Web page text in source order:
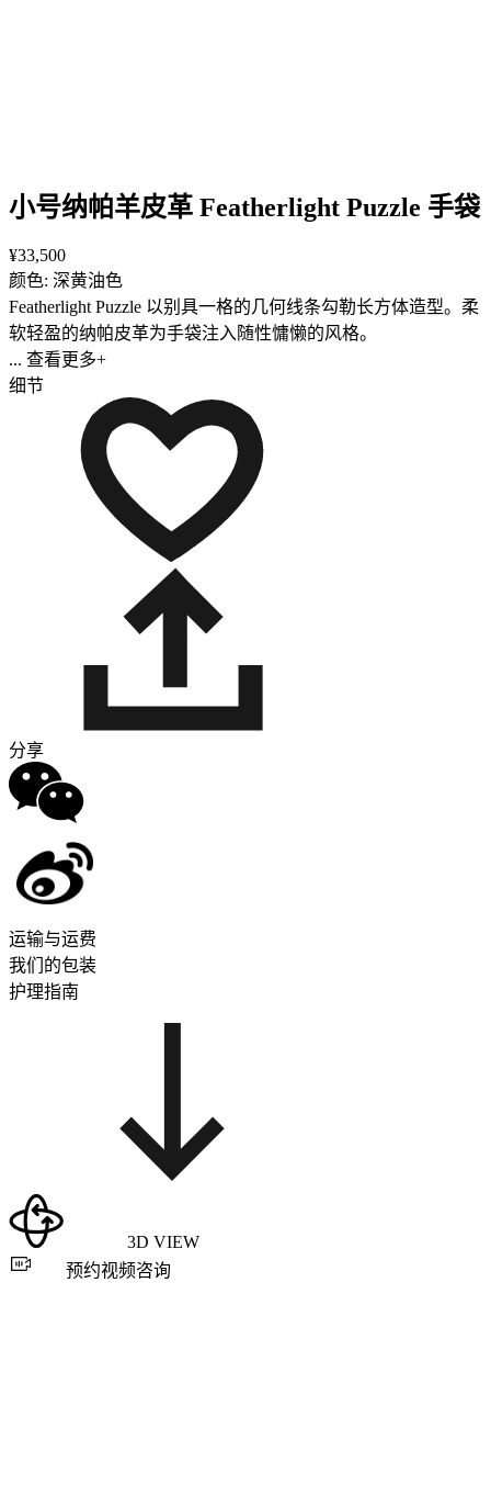
小号纳帕羊皮革 Featherlight Puzzle 手袋
¥33,500
颜色: 深黄油色
Featherlight Puzzle 以别具一格的几何线条勾勒长方体造型。柔
软轻盈的纳帕皮革为手袋注入随性慵懒的风格。
... 查看更多+
细节
分享
运输与运费
我们的包装
护理指南
3D VIEW
预约视频咨询